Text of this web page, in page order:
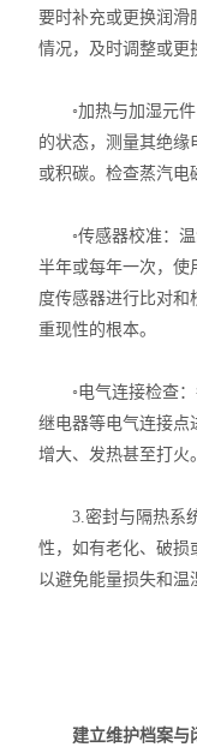
要时补充或更换润滑
情况，及时调整或更
◦加热与加湿元件
的状态，测量其绝缘
或积碳。检查蒸汽电
◦传感器校准：温
半年或每年一次，使
度传感器进行比对和
重现性的根本。
◦电气连接检查：
继电器等电气连接点
增大、发热甚至打火。
3.密封与隔热系统
性，如有老化、破损
以避免能量损失和温
建立维护档案与